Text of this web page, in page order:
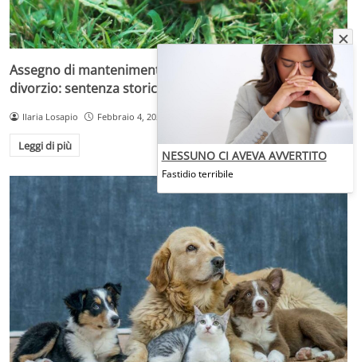
Assegno di mantenimento anche per i cani dopo il
divorzio: sentenza storica cambia tutto
Ilaria Losapio Febbraio 4, 2025
Leggi di più
NESSUNO CI AVEVA AVVERTITO
Fastidio terribile